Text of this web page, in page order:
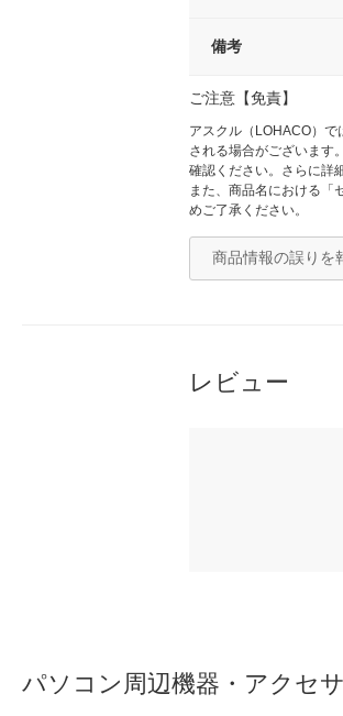
備考
ご注意【免責】
アスクル（LOHACO）
される場合がございます
確認ください。さらに詳
また、商品名における「
めご了承ください。
商品情報の誤りを
レビュー
パソコン周辺機器・アクセ